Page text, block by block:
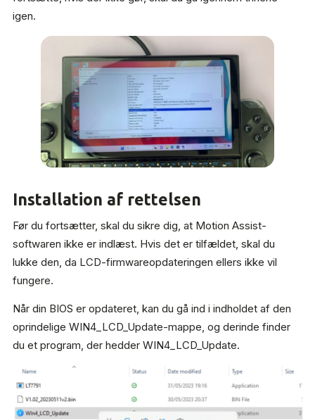
igen.
Installation af rettelsen
Før du fortsætter, skal du sikre dig, at Motion Assist-
softwaren ikke er indlæst. Hvis det er tilfældet, skal du
lukke den, da LCD-firmwareopdateringen ellers ikke vil
fungere.
Når din BIOS er opdateret, kan du gå ind i indholdet af den
oprindelige WIN4_LCD_Update-mappe, og derinde finder
du et program, der hedder WIN4_LCD_Update.